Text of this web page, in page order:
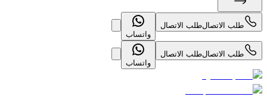
طلب الاتصالطلب الاتصال
واتساب
طلب الاتصالطلب الاتصال
واتساب